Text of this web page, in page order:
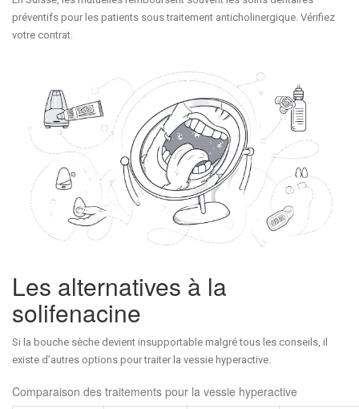
préventifs pour les patients sous traitement anticholinergique. Vérifiez
votre contrat.
Les alternatives à la
solifenacine
Si la bouche sèche devient insupportable malgré tous les conseils, il
existe d’autres options pour traiter la vessie hyperactive.
Comparaison des traitements pour la vessie hyperactive